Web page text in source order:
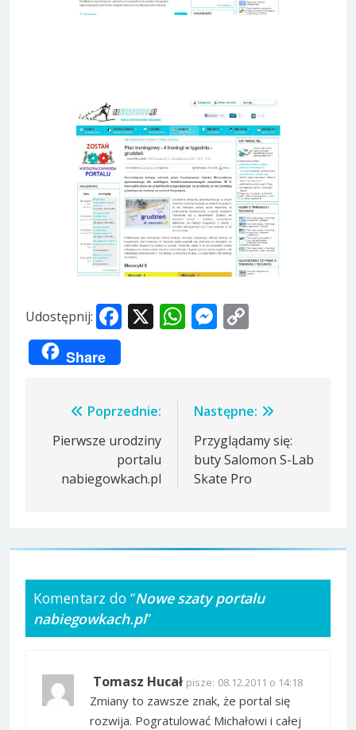
Udostępnij: Facebook
X WhatsApp
Messenger
Share
Nawigacja
wpisu
Poprzednie:
Pierwsze urodziny
portalu
nabiegowkach.pl
Następne:
Przyglądamy się:
buty Salomon S-Lab
Skate Pro
Komentarz do “Nowe szaty portalu
nabiegowkach.pl”
Tomasz Hucał pisze: 08.12.2011 o 14:18
Zmiany to zawsze znak, że portal się
rozwija. Pogratulować Michałowi i całej